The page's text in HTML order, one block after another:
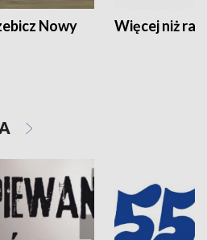
Nowy
Więcej niż rajd